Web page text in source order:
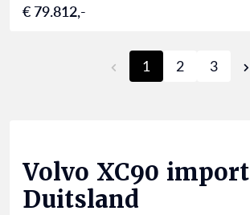
€ 79.812,-
1 2 3
Volvo XC90 import
Duitsland